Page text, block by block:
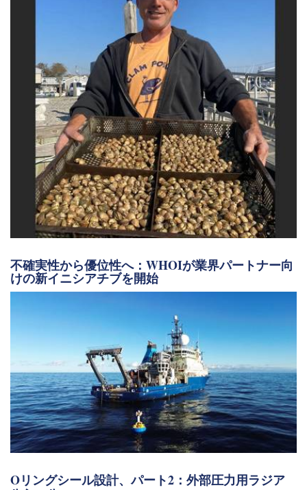
不確実性から優位性へ：WHOIが業界パートナー向
けの新イニシアチブを開始
Oリングシール設計、パート2：外部圧力用ラジア